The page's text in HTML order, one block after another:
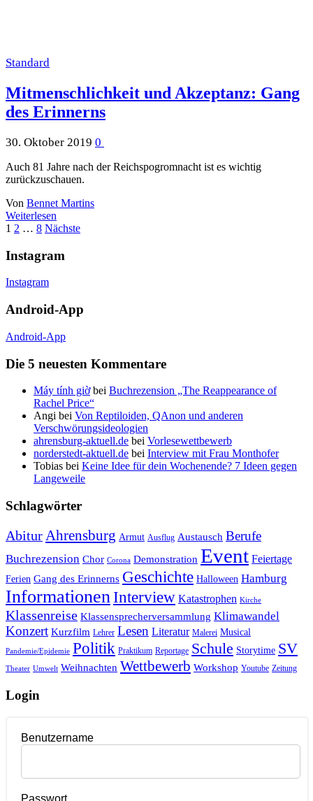
Standard
Mitmenschlichkeit und Akzeptanz: Gang
des Erinnerns
30. Oktober 2019 0
Auch 81 Jahre nach der Reichspogromnacht ist es wichtig
zurückzuschauen.
Von Bennet Martins
Weiterlesen
Beitrags-
Navigation
1 2 … 8 Nächste
Instagram
Instagram
Android-App
Android-App
Die 5 neuesten Kommentare
Máy tính giờbei Buchrezension „The Reappearance of
Rachel Price“
Angi bei Von Reptiloiden, QAnon und anderen
Verschwörungsideologien
ahrensburg-aktuell.de bei Vorlesewettbewerb
norderstedt-aktuell.de bei Interview mit Frau Monthofer
Tobias bei Keine Idee für dein Wochenende? 7 Ideen gegen
Langeweile
Schlagwörter
Abitur Ahrensburg Armut Ausflug Austausch Berufe
Buchrezension Chor Corona Demonstration Event Feiertage
Ferien Gang des Erinnerns Geschichte Halloween Hamburg
Informationen Interview Katastrophen Kirche
Klassenreise Klassensprecherversammlung Klimawandel
Konzert Kurzfilm Lehrer Lesen Literatur Malerei Musical
Pandemie/Epidemie Politik Praktikum Reportage Schule Storytime SV
Theater Umwelt Weihnachten Wettbewerb Workshop Youtube Zeitung
Login
Benutzername